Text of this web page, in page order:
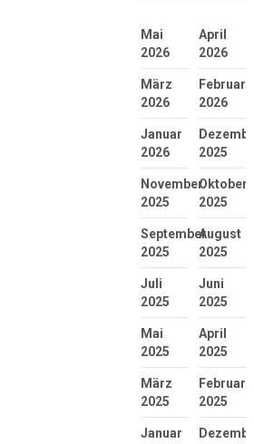
Mai
2026
April
2026
März
2026
Februar
2026
Januar
2026
2025
November
2025
Oktober
2025
September
2025
August
2025
Juli
2025
Juni
2025
Mai
2025
April
2025
März
2025
Februar
2025
Januar